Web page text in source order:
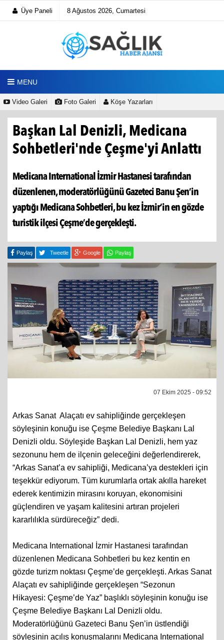
Üye Paneli 8 Ağustos 2026, Cumartesi
MENU
Video Galeri Foto Galeri Köşe Yazarları
Başkan Lal Denizli, Medicana
Sohbetleri'nde Çeşme'yi Anlattı
Medicana International İzmir Hastanesi tarafından
düzenlenen, moderatörlüğünü Gazeteci Banu Şen’in
yaptığı Medicana Sohbetleri, bu kez İzmir’in en gözde
turistik ilçesi Çeşme’de gerçekleşti.
Paylaş Tweetle Google Paylaş
07 Ekim 2025 - 09:52
Arkas Sanat Alaçatı ev sahipliğinde gerçekleşen
söyleşinin konuğu ise Çeşme Belediye Başkanı Lal
Denizli oldu. Söyleşide Başkan Lal Denizli, hem yaz
sezonunu hem de ilçenin geleceğini değerlendirerek,
“Arkas Sanat’a ev sahipliği, Medicana’ya destekleri için
teşekkür ediyorum. Tüm kurumlarla ortak akılla hareket
ederek kentimizin mirasını koruyan, ekonomisini
güçlendiren ve yaşam kalitesini artıran projeleri
kararlılıkla sürdüreceğiz” dedi.
Medicana International İzmir Hastanesi tarafından
düzenlenen Medicana Sohbetleri bu kez kentin en
gözde turizm noktası Çeşme’de gerçekleşti. Arkas Sanat
Alaçatı ev sahipliğinde gerçekleşen “Sezonun
Hikayesi: Çeşme’de Yaz” başlıklı söyleşinin konuğu ise
Çeşme Belediye Başkanı Lal Denizli oldu.
Moderatörlüğünü Gazeteci Banu Şen’in üstlendiği
söyleşinin açılış konuşmalarını Medicana International